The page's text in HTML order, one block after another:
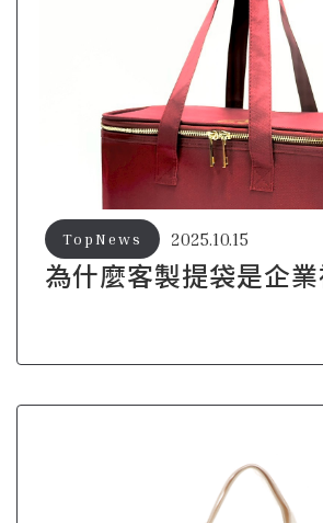
為什麼客製提袋是企業
2025.10.15
TopNews